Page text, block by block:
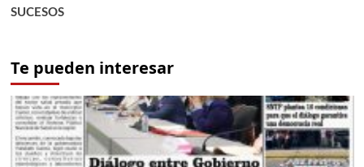
SUCESOS
Te pueden interesar